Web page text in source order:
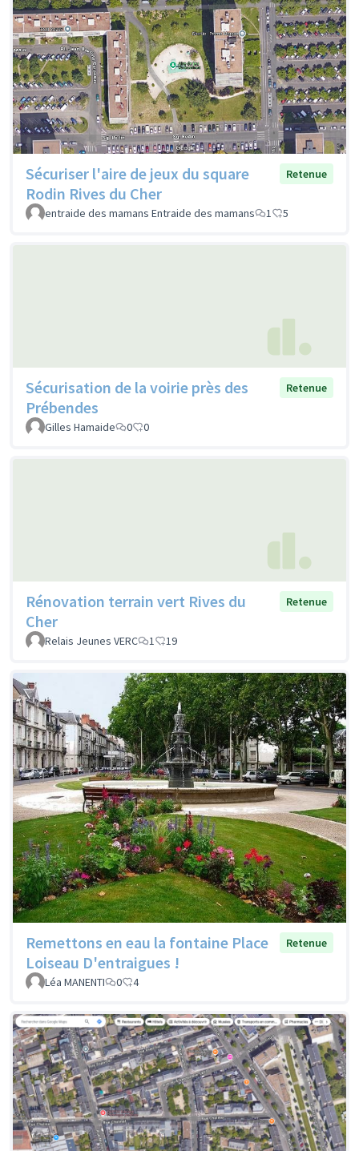
Sécuriser l'aire de jeux du square
Rodin Rives du Cher
Retenue
entraide des mamans Entraide des mamans 1 5
Sécurisation de la voirie près des
Prébendes
Retenue
Gilles Hamaide 0 0
Rénovation terrain vert Rives du
Cher
Retenue
Relais Jeunes VERC 1 19
Remettons en eau la fontaine Place
Loiseau D'entraigues !
Retenue
Léa MANENTI 0 4